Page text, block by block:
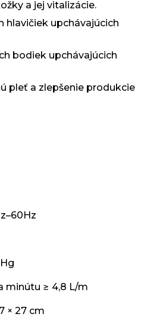
a jej vitalizácie.
hlavičiek upchávajúcich
bodiek upchávajúcich
pleť a zlepšenie produkcie
minútu ≥ 4,8 L/m
× 27 cm